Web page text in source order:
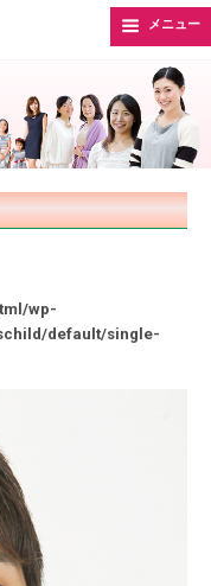
メニュー
wp-
default/single-